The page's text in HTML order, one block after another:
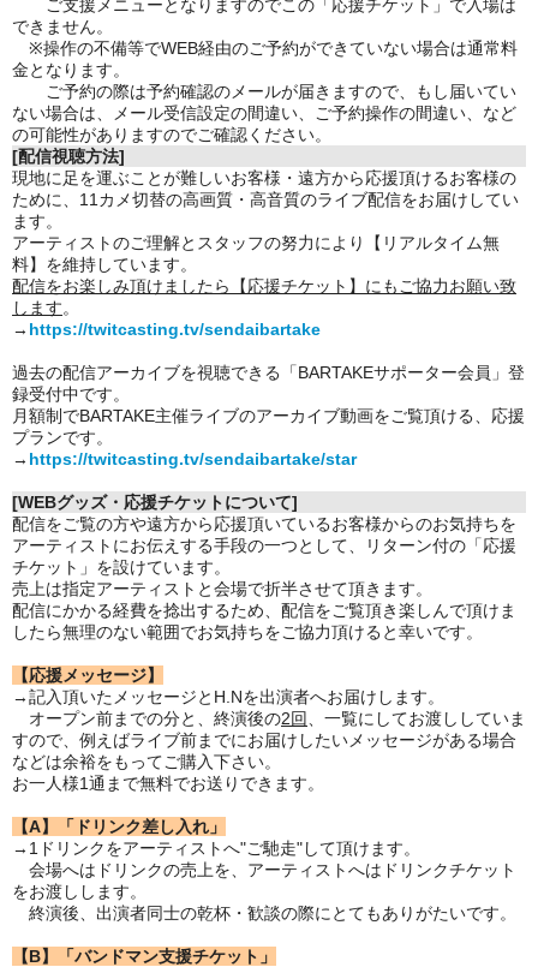
ご支援メニューとなりますのでこの「応援チケット」で入場は
できません。
※操作の不備等でWEB経由のご予約ができていない場合は通常料
金となります。
ご予約の際は予約確認のメールが届きますので、もし届いてい
ない場合は、メール受信設定の間違い、ご予約操作の間違い、など
の可能性がありますのでご確認ください。
[配信視聴方法]
現地に足を運ぶことが難しいお客様・遠方から応援頂けるお客様の
ために、11カメ切替の高画質・高音質のライブ配信をお届けしてい
ます。
アーティストのご理解とスタッフの努力により【リアルタイム無
料】を維持しています。
配信をお楽しみ頂けましたら【応援チケット】にもご協力お願い致
します。
→ https://twitcasting.tv/sendaibartake
過去の配信アーカイブを視聴できる「BARTAKEサポーター会員」登
録受付中です。
月額制でBARTAKE主催ライブのアーカイブ動画をご覧頂ける、応援
プランです。
→ https://twitcasting.tv/sendaibartake/star
[WEBグッズ・応援チケットについて]
配信をご覧の方や遠方から応援頂いているお客様からのお気持ちを
アーティストにお伝えする手段の一つとして、リターン付の「応援
チケット」を設けています。
売上は指定アーティストと会場で折半させて頂きます。
配信にかかる経費を捻出するため、配信をご覧頂き楽しんで頂けま
したら無理のない範囲でお気持ちをご協力頂けると幸いです。
【応援メッセージ】
→記入頂いたメッセージとH.Nを出演者へお届けします。
オープン前までの分と、終演後の2回
、一覧にしてお渡ししていま
すので、例えばライブ前までにお届けしたいメッセージがある場合
などは余裕をもってご購入下さい。
お一人様1通まで無料でお送りできます。
【A】「ドリンク差し入れ」
→1ドリンクをアーティストへ"ご馳走"して頂けます。
会場へはドリンクの売上を、アーティストへはドリンクチケット
をお渡しします。
終演後、出演者同士の乾杯・歓談の際にとてもありがたいです。
【B】「バンドマン支援チケット」